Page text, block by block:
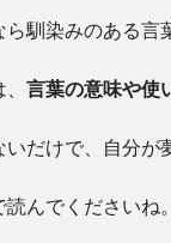
ら馴染みのある言
言葉の意味や使
いだけで、自分が
んでくださいね。